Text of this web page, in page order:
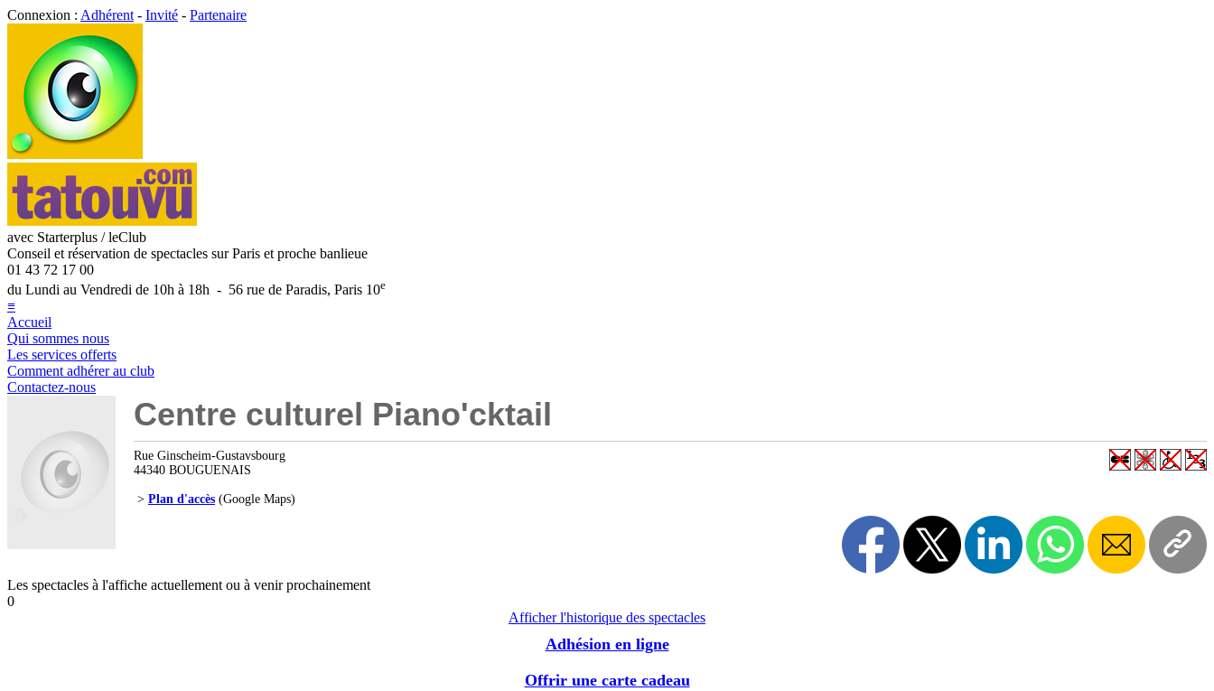
Connexion : Adhérent - Invité - Partenaire
avec Starterplus / leClub
Conseil et réservation de spectacles sur Paris et proche banlieue
01 43 72 17 00
du Lundi au Vendredi de 10h à 18h - 56 rue de Paradis, Paris 10e
≡
Accueil
Qui sommes nous
Les services offerts
Comment adhérer au club
Contactez-nous
Centre culturel Piano'cktail
Rue Ginscheim-Gustavsbourg
44340 BOUGUENAIS
> Plan d'accès (Google Maps)
Les spectacles à l'affiche actuellement ou à venir prochainement
0
Afficher l'historique des spectacles
Adhésion en ligne
Offrir une carte cadeau